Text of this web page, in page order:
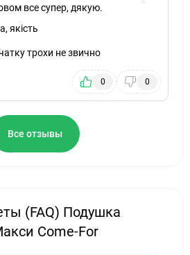
все супер, дякую.
якість
трохи не звично
0 0
Все отзывы
(FAQ) Подушка
Come-For